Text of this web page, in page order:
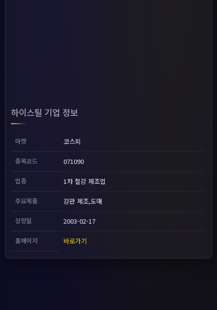
하이스틸 기업 정보
마켓 코스피
종목코드 071090
업종 1차 철강 제조업
주요제품 강관 제조,도매
상장일 2003-02-17
홈페이지 바로가기